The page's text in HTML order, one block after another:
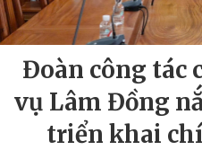
Đoàn công tác
vụ Lâm Đồng
triển khai